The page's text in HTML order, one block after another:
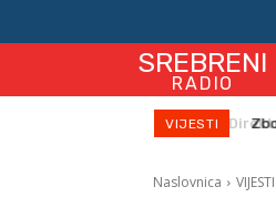
SREBRENI
RADIO
VIJESTI
Naslovnica VIJESTI